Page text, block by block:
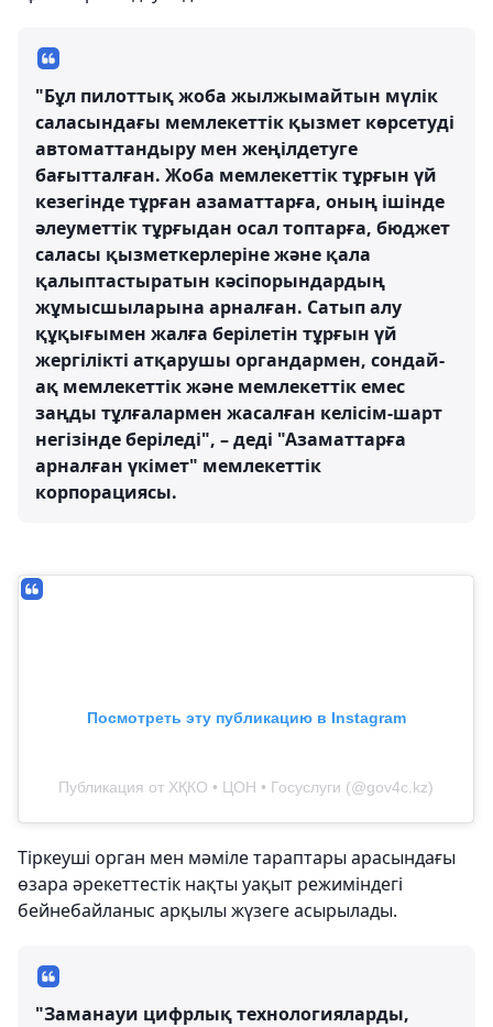
"Бұл пилоттық жоба жылжымайтын мүлік
саласындағы мемлекеттік қызмет көрсетуді
автоматтандыру мен жеңілдетуге
бағытталған. Жоба мемлекеттік тұрғын үй
кезегінде тұрған азаматтарға, оның ішінде
әлеуметтік тұрғыдан осал топтарға, бюджет
саласы қызметкерлеріне және қала
қалыптастыратын кәсіпорындардың
жұмысшыларына арналған. Сатып алу
құқығымен жалға берілетін тұрғын үй
жергілікті атқарушы органдармен, сондай-
ақ мемлекеттік және мемлекеттік емес
заңды тұлғалармен жасалған келісім-шарт
негізінде беріледі", – деді "Азаматтарға
арналған үкімет" мемлекеттік
корпорациясы.
Посмотреть эту публикацию в Instagram
Публикация от ХҚКО • ЦОН • Госуслуги (@gov4c.kz)
Тіркеуші орган мен мәміле тараптары арасындағы
өзара әрекеттестік нақты уақыт режиміндегі
бейнебайланыс арқылы жүзеге асырылады.
"Заманауи цифрлық технологияларды,